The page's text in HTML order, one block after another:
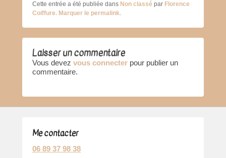
Cette entrée a été publiée dans Non classé par Florence
Coiffure. Marquer le permalink.
Laisser un commentaire
Vous devez vous connecter pour publier un
commentaire.
Me contacter
06 89 37 98 38